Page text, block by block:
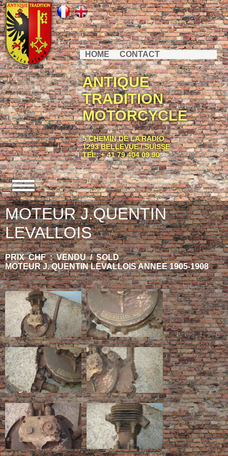
HOME CONTACT
ANTIQUE
TRADITION
MOTORCYCLE
5 CHEMIN DE LA RADIO
1293 BELLEVUE / SUISSE
TEL: + 41 79 404 09 90
MOTEUR J.QUENTIN
LEVALLOIS
PRIX CHF : VENDU / SOLD
MOTEUR J. QUENTIN LEVALLOIS ANNEE 1905-1908